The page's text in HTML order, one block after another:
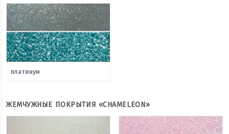
платинум
ЖЕМЧУЖНЫЕ ПОКРЫТИЯ «CHAMELEON»